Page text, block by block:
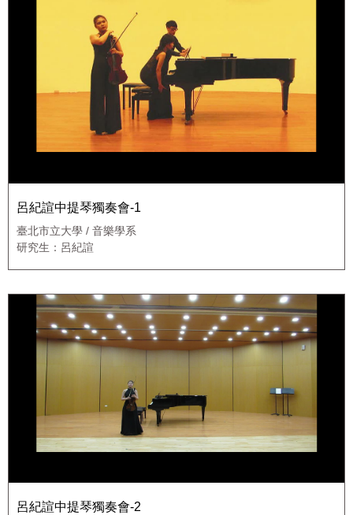
呂紀諠中提琴獨奏會-1
臺北市立大學 / 音樂學系
研究生：呂紀諠
呂紀諠中提琴獨奏會-2